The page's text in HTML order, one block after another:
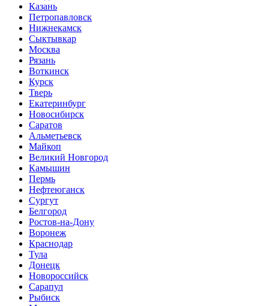
Казань
Петропавловск
Нижнекамск
Сыктывкар
Москва
Рязань
Воткинск
Курск
Тверь
Екатеринбург
Новосибирск
Саратов
Альметьевск
Майкоп
Великий Новгород
Камышин
Пермь
Нефтеюганск
Сургут
Белгород
Ростов-на-Дону
Воронеж
Краснодар
Тула
Донецк
Новороссийск
Сарапул
Рыбиск